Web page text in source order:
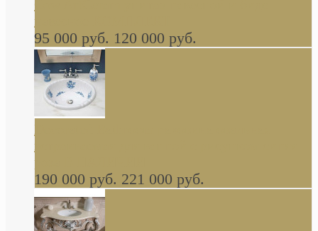
навесное КОМПЛЕКТ
95 000 руб. 120 000 руб.
Decorated Bathroom раковина овальная
встраиваемая для ванной с рисунком синяя
роза В НАЛИЧИИ
190 000 руб. 221 000 руб.